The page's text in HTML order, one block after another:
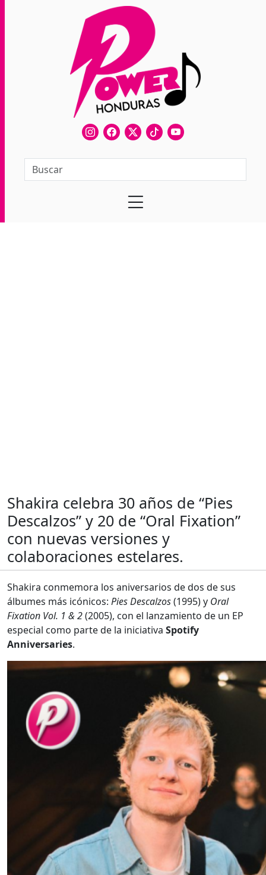
Shakira celebra 30 años de “Pies
Descalzos” y 20 de “Oral Fixation”
con nuevas versiones y
colaboraciones estelares.
Shakira conmemora los aniversarios de dos de sus
álbumes más icónicos: Pies Descalzos(1995) y Oral
Fixation Vol. 1 & 2(2005), con el lanzamiento de un EP
especial como parte de la iniciativa Spotify
Anniversaries.